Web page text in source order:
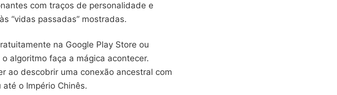
com traços de personalidade e
“vidas passadas” mostradas.
na Google Play Store ou
algoritmo faça a mágica acontecer.
ao descobrir uma conexão ancestral com
o Império Chinês.